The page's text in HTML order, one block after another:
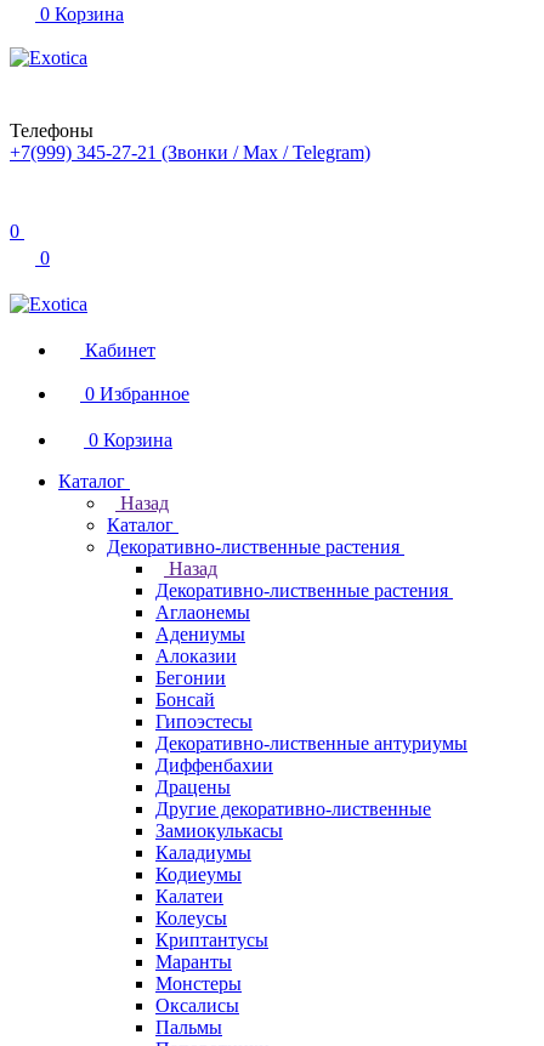
0 Корзина
Телефоны
+7(999) 345-27-21 (Звонки / Max / Telegram)
0
0
Кабинет
0 Избранное
0 Корзина
Каталог
Назад
Каталог
Декоративно-лиственные растения
Назад
Декоративно-лиственные растения
Аглаонемы
Адениумы
Алоказии
Бегонии
Бонсай
Гипоэстесы
Декоративно-лиственные антуриумы
Диффенбахии
Драцены
Другие декоративно-лиственные
Замиокулькасы
Каладиумы
Кодиеумы
Калатеи
Колеусы
Криптантусы
Маранты
Монстеры
Оксалисы
Пальмы